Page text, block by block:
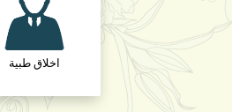
اخلاق طبية